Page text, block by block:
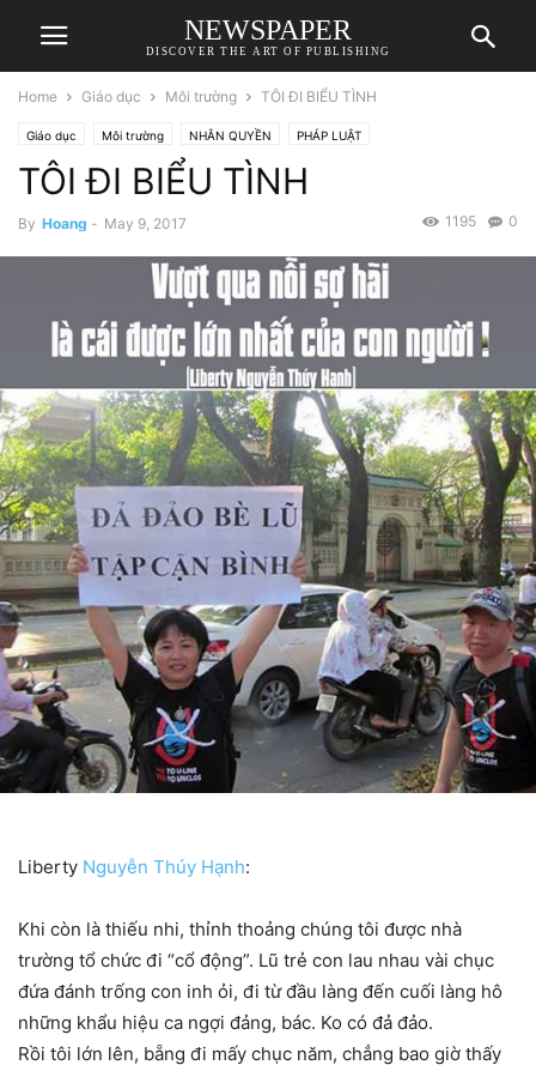
NEWSPAPER
DISCOVER THE ART OF PUBLISHING
Home Giáo dục Môi trường TÔI ĐI BIỂU TÌNH
Giáo dục Môi trường NHÂN QUYỀN PHÁP LUẬT
TÔI ĐI BIỂU TÌNH
By Hoang - May 9, 2017 0
1195
Liberty Nguyễn Thúy Hạnh:
Khi còn là thiếu nhi, thỉnh thoảng chúng tôi được nhà
trường tổ chức đi “cổ động”. Lũ trẻ con lau nhau vài chục
đứa đánh trống con inh ỏi, đi từ đầu làng đến cuối làng hô
những khẩu hiệu ca ngợi đảng, bác. Ko có đả đảo.
Rồi tôi lớn lên, bẵng đi mấy chục năm, chẳng bao giờ thấy